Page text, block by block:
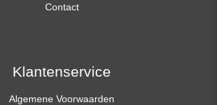
17,3 inch
Contact
Klantenservice
Algemene Voorwaarden